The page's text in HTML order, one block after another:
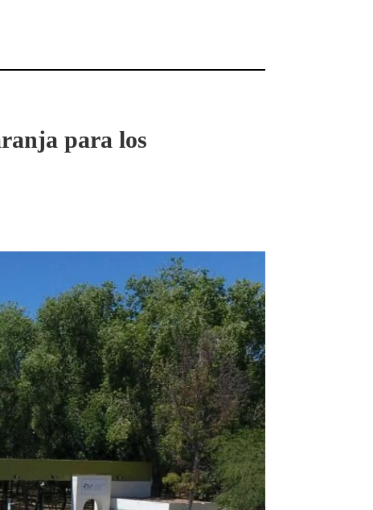
para los